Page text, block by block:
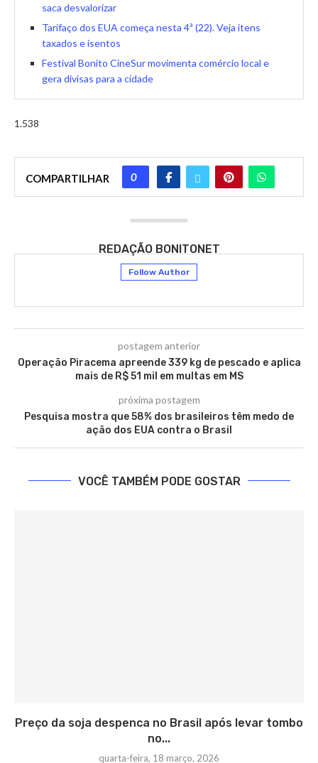
saca desvalorizar
Tarifaço dos EUA começa nesta 4ª (22). Veja itens
taxados e isentos
Festival Bonito CineSur movimenta comércio local e
gera divisas para a cidade
1.538
COMPARTILHAR 0
REDAÇÃO BONITONET
Follow Author
postagem anterior
Operação Piracema apreende 339 kg de pescado e aplica
mais de R$ 51 mil em multas em MS
próxima postagem
Pesquisa mostra que 58% dos brasileiros têm medo de
ação dos EUA contra o Brasil
VOCÊ TAMBÉM PODE GOSTAR
Preço da soja despenca no Brasil após levar tombo
no...
quarta-feira, 18 março, 2026